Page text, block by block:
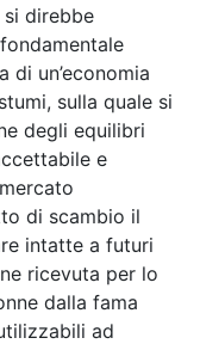
direbbe
di un’economia
sulla quale si
degli equilibri
e
di scambio il
intatte a futuri
ricevuta per lo
dalla fama
ad